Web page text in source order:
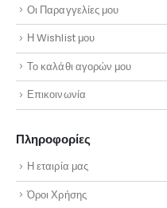
Οι Παραγγελίες μου
Η Wishlist μου
Το καλάθι αγορών μου
Επικοινωνία
Πληροφορίες
Η εταιρία μας
Όροι Χρήσης